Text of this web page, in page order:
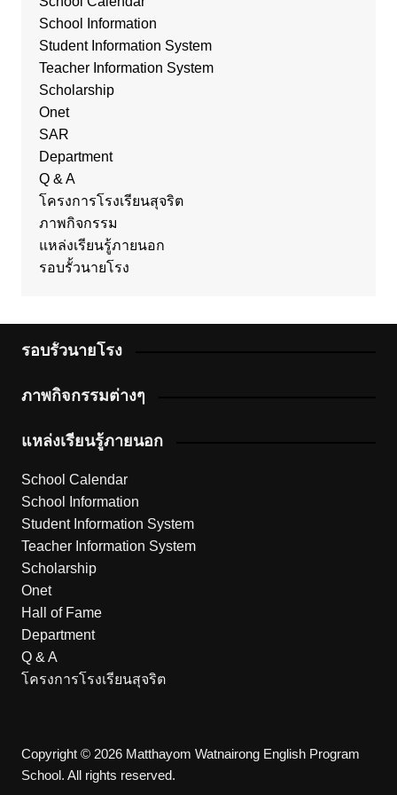
School Information
Student Information System
Teacher Information System
Scholarship
Onet
SAR
Department
Q & A
โครงการโรงเรียนสุจริต
ภาพกิจกรรม
แหล่งเรียนรู้ภายนอก
รอบรั้วนายโรง
รอบรั้วนายโรง
ภาพกิจกรรมต่างๆ
แหล่งเรียนรู้ภายนอก
School Calendar
School Information
Student Information System
Teacher Information System
Scholarship
Onet
Hall of Fame
Department
Q & A
โครงการโรงเรียนสุจริต
Copyright © 2026 Matthayom Watnairong English Program
School. All rights reserved.